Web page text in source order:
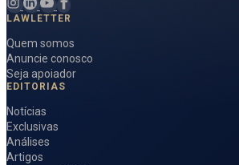
LAWLETTER
Quem somos
Anuncie conosco
Seja apoiador
EDITORIAS
Notícias
Exclusivas
Análises
Artigos